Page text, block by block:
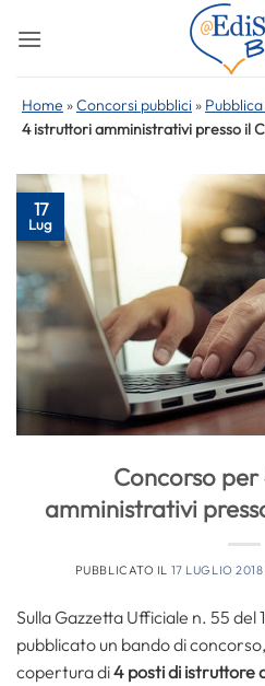
Home »Concorsi pubblici »
4 istruttori amministrativi presso il
17
Lug
Concorso
amministrativi
PUBBLICATO IL 17 LUGLIO 2018
Sulla Gazzetta Ufficiale n. 55 del
pubblicato un bando di
copertura di4 posti di istruttore